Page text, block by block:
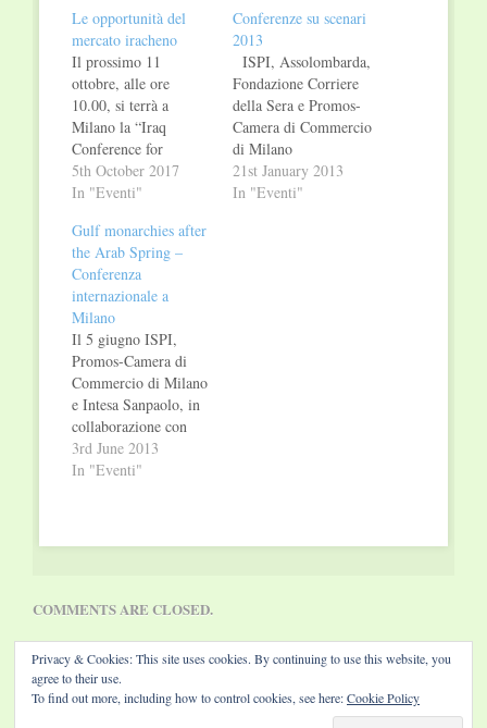
Le opportunità del
mercato iracheno
Il prossimo 11
ottobre, alle ore
10.00, si terrà a
Milano la “Iraq
Conference for
Business and
Investments”,
Assolombarda in
collaborazione con
l’ISPI, la Federation
of Iraqi Chambers of
Commerce and
Industry (FICC) e la
Joint Italian Arab
Chamber, con il
patrocinio
dell’Ambasciata
dell’Iraq a Roma.
L’obiettivo è…
5th October 2017
In "Eventi"
Conferenze su scenari
2013
ISPI, Assolombarda,
Fondazione Corriere
della Sera e Promos-
Camera di Commercio
di Milano
promuovono a Milano
due Conferenze per
21st January 2013
In "Eventi"
Gulf monarchies after
the Arab Spring –
Conferenza
internazionale a
Milano
Il 5 giugno ISPI,
Promos-Camera di
Commercio di Milano
e Intesa Sanpaolo, in
collaborazione con
Assolombarda,
promuovono la
Con il contributo di
esperti internazionali,
la Conferenza ha
l’obiettivo di
approfondire le
dinamiche politiche ed
3rd June 2013
In "Eventi"
COMMENTS ARE CLOSED.
Privacy & Cookies: This site uses cookies. By continuing to use this website, you
agree to their use.
To find out more, including how to control cookies, see here:Cookie Policy